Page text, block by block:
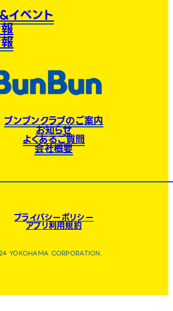
イベント
ブンブンクラブのご案内
お知らせ
よくあるご質問
会社概要
プライバシーポリシー
アプリ利用規約
YOKOHAMA CORPORATION.